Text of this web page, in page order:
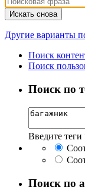
Искать снова
Другие варианты
Поиск
Поиск
Поиск по
Введите теги
Поиск по